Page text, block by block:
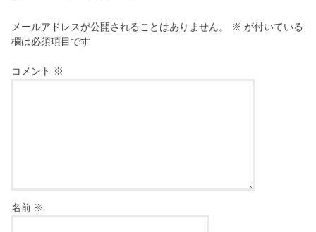
メールアドレスが公開されることはありません。 ※ が付いている
欄は必須項目です
コメント ※
名前 ※